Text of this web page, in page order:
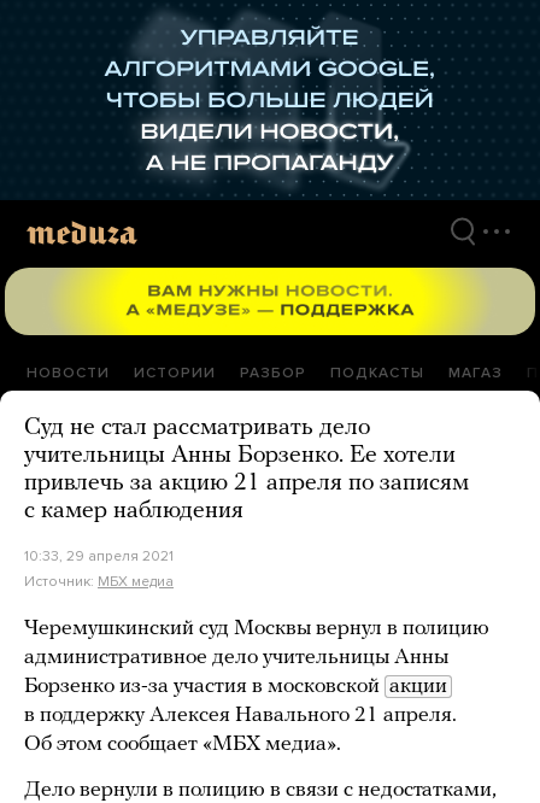
НОВОСТИ ИСТОРИИ РАЗБОР ПОДКАСТЫ МАГАЗ
Суд не стал рассматривать дело
учительницы Анны Борзенко. Ее хотели
привлечь за акцию 21 апреля по записям
с камер наблюдения
10:33, 29 апреля 2021
Источник: МБХ медиа
Черемушкинский суд Москвы вернул в полицию
административное дело учительницы Анны
Борзенко из-за участия в московской акции
в поддержку Алексея Навального 21 апреля.
Об этом сообщает «МБХ медиа».
Дело вернули в полицию в связи с недостатками,